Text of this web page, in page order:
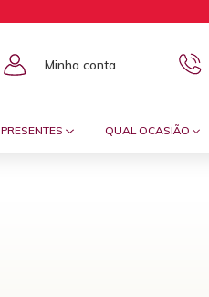
Minha conta
PRESENTES QUAL OCASIÃO